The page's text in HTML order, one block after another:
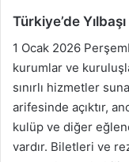
Türkiye’de Yılbaşı
1 Ocak 2026
kurumlar ve
sınırlı hizmetler
arifesinde açıktır,
kulüp ve diğer
vardır. Biletleri ve